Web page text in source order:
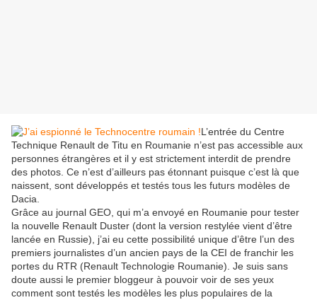
L’entrée du Centre
Technique Renault de Titu en Roumanie n’est pas accessible aux
personnes étrangères et il y est strictement interdit de prendre
des photos. Ce n’est d’ailleurs pas étonnant puisque c’est là que
naissent, sont développés et testés tous les futurs modèles de
Dacia.
Grâce au journal GEO, qui m’a envoyé en Roumanie pour tester
la nouvelle Renault Duster (dont la version restylée vient d’être
lancée en Russie), j’ai eu cette possibilité unique d’être l’un des
premiers journalistes d’un ancien pays de la CEI de franchir les
portes du RTR (Renault Technologie Roumanie). Je suis sans
doute aussi le premier bloggeur à pouvoir voir de ses yeux
comment sont testés les modèles les plus populaires de la